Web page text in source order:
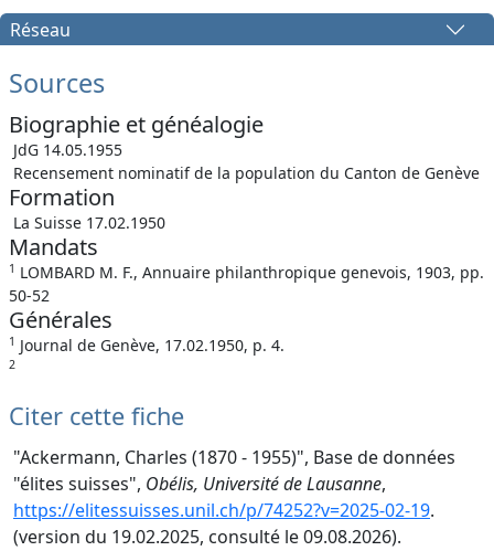
Réseau
Sources
Biographie et généalogie
JdG 14.05.1955
Recensement nominatif de la population du Canton de Genève
Formation
La Suisse 17.02.1950
Mandats
1 LOMBARD M. F., Annuaire philanthropique genevois, 1903, pp.
50-52
Générales
1 Journal de Genève, 17.02.1950, p. 4.
2
Citer cette fiche
"Ackermann, Charles (1870 - 1955)", Base de données
"élites suisses", Obélis, Université de Lausanne,
https://elitessuisses.unil.ch/p/74252?v=2025-02-19.
(version du 19.02.2025, consulté le 09.08.2026).